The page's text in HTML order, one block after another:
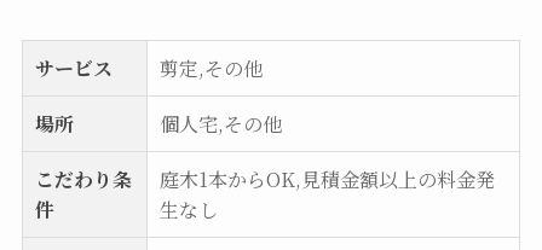
サービス
剪定,その他
場所
個人宅,その他
こだわり条
件
庭木1本からOK,見積金額以上の料金発
生なし